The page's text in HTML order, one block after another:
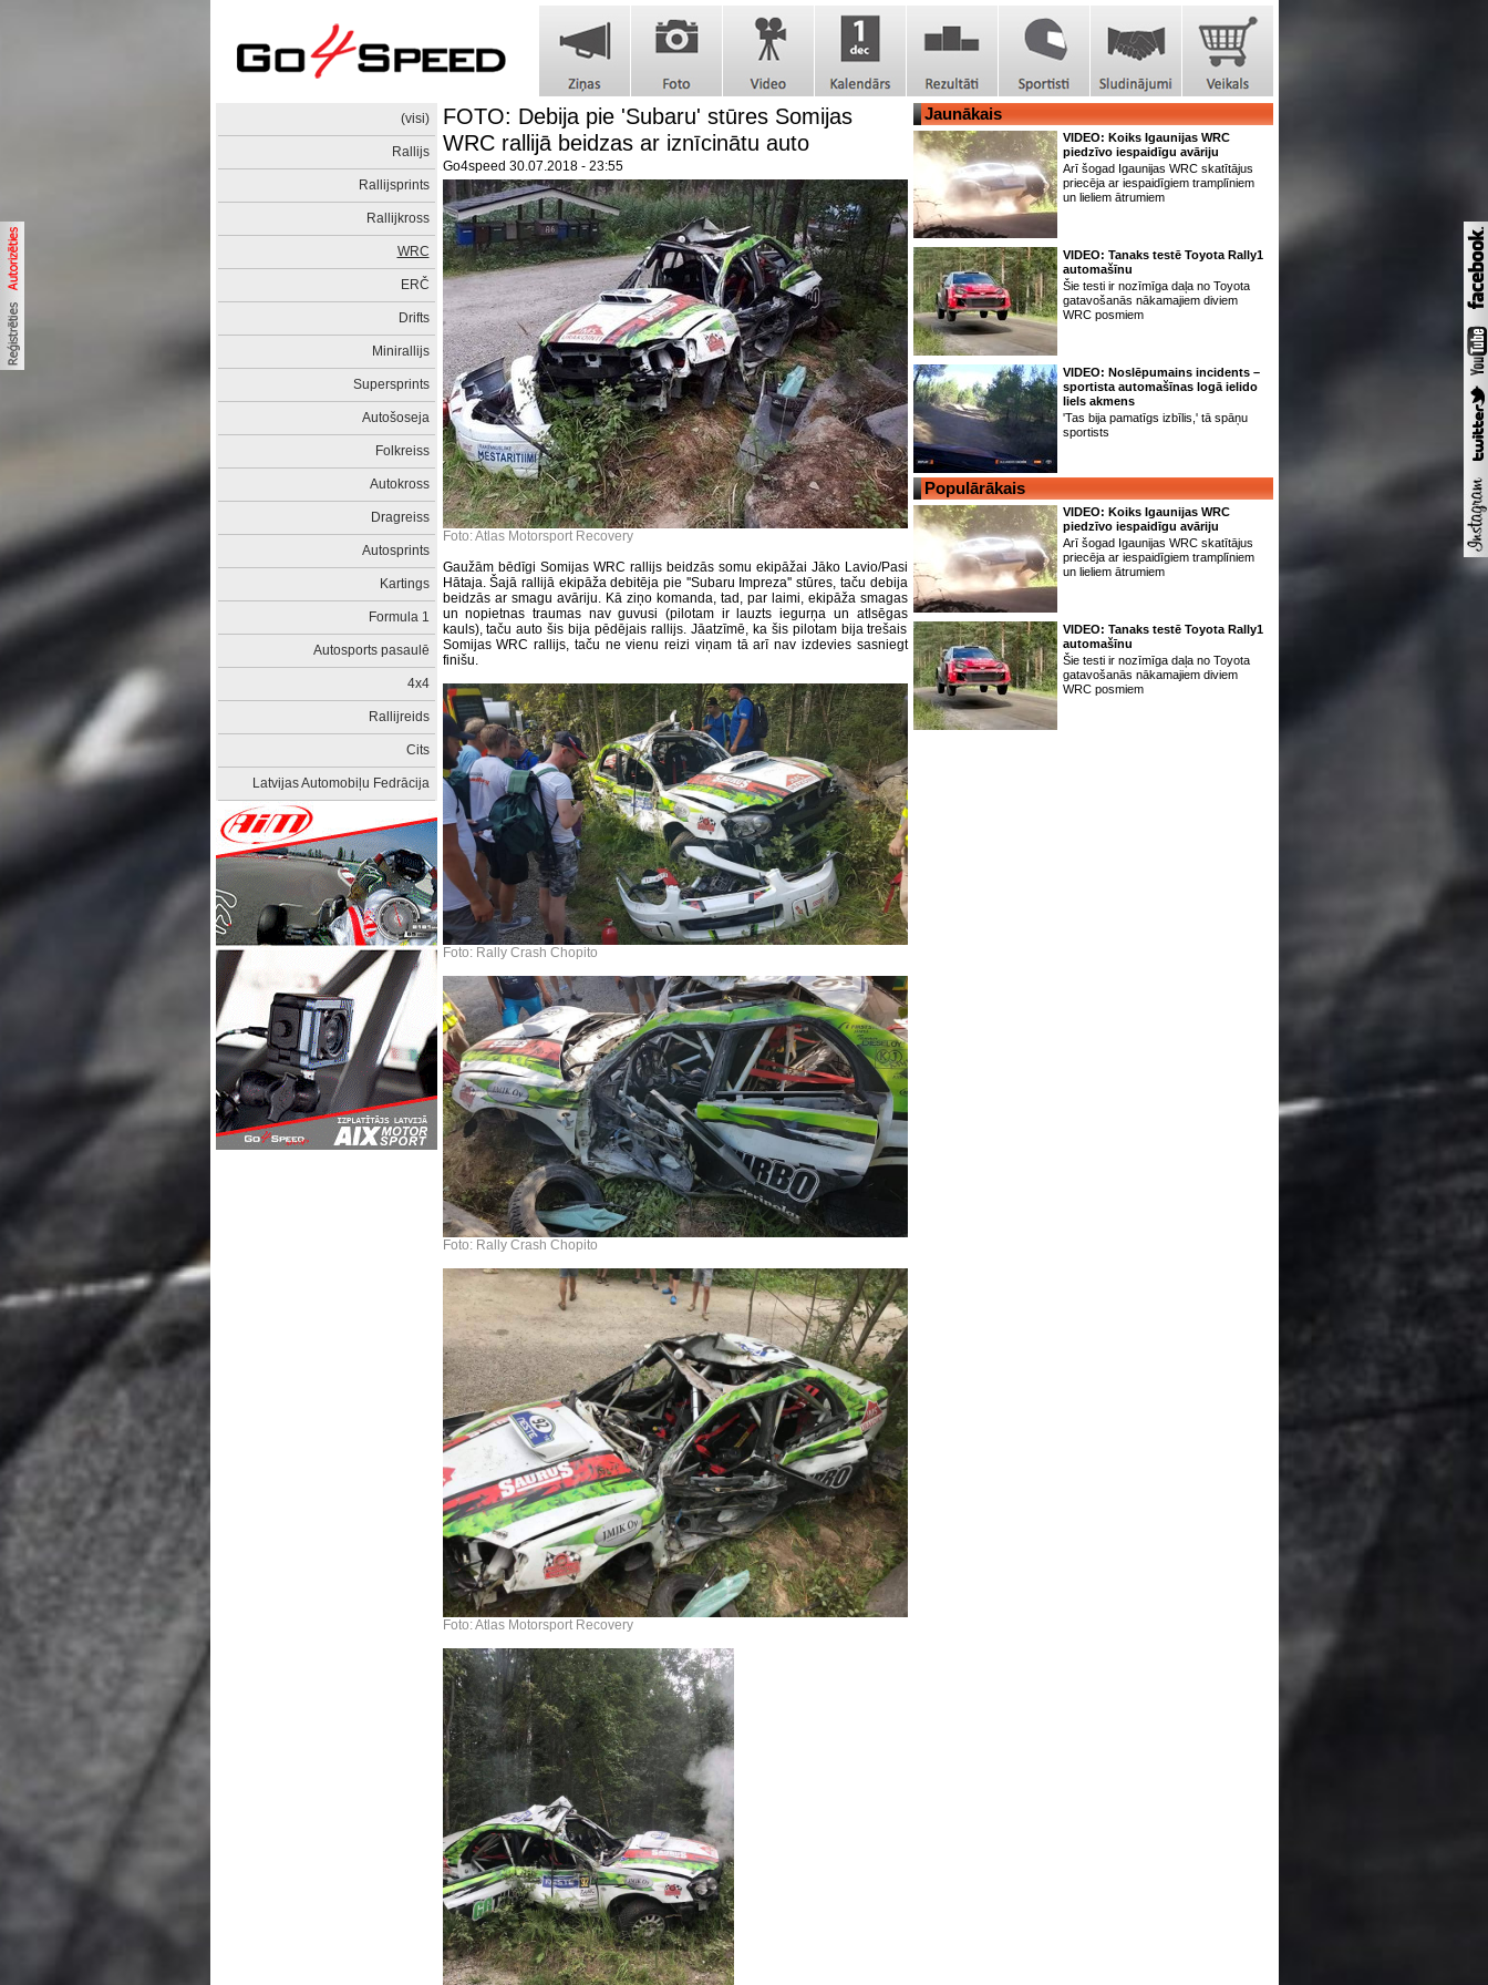
(visi)
Rallijs
Rallijsprints
Rallijkross
WRC
ERČ
Drifts
Minirallijs
Supersprints
Autošoseja
Folkreiss
Autokross
Dragreiss
Autosprints
Kartings
Formula 1
Autosports pasaulē
4x4
Rallijreids
Cits
Latvijas Automobiļu Fedrācija
FOTO: Debija pie 'Subaru' stūres Somijas
WRC rallijā beidzas ar iznīcinātu auto
Go4speed 30.07.2018 - 23:55
Foto: Atlas Motorsport Recovery
Gaužām bēdīgi Somijas WRC rallijs beidzās somu ekipāžai Jāko Lavio/Pasi
Hātaja. Šajā rallijā ekipāža debitēja pie ''Subaru Impreza'' stūres, taču debija
beidzās ar smagu avāriju. Kā ziņo komanda, tad, par laimi, ekipāža smagas
un nopietnas traumas nav guvusi (pilotam ir lauzts iegurņa un atlsēgas
kauls), taču auto šis bija pēdējais rallijs. Jāatzīmē, ka šis pilotam bija trešais
Somijas WRC rallijs, taču ne vienu reizi viņam tā arī nav izdevies sasniegt
finišu.
Foto: Rally Crash Chopito
Foto: Rally Crash Chopito
Foto: Atlas Motorsport Recovery
Jaunākais
VIDEO: Koiks Igaunijas WRC
piedzīvo iespaidīgu avāriju
Arī šogad Igaunijas WRC skatītājus
priecēja ar iespaidīgiem tramplīniem
un lieliem ātrumiem
VIDEO: Tanaks testē Toyota Rally1
automašīnu
Šie testi ir nozīmīga daļa no Toyota
gatavošanās nākamajiem diviem
WRC posmiem
VIDEO: Noslēpumains incidents –
sportista automašīnas logā ielido
liels akmens
'Tas bija pamatīgs izbīlis,' tā spāņu
sportists
Populārākais
VIDEO: Koiks Igaunijas WRC
piedzīvo iespaidīgu avāriju
Arī šogad Igaunijas WRC skatītājus
priecēja ar iespaidīgiem tramplīniem
un lieliem ātrumiem
VIDEO: Tanaks testē Toyota Rally1
automašīnu
Šie testi ir nozīmīga daļa no Toyota
gatavošanās nākamajiem diviem
WRC posmiem